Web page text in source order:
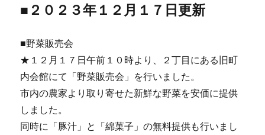
■２０２３年１２月１７日更新
■野菜販売会
★１２月１７日午前１０時より、２丁目にある旧町
内会館にて「野菜販売会」を行いました。
市内の農家より取り寄せた新鮮な野菜を安価に提供
しました。
同時に「豚汁」と「綿菓子」の無料提供も行いまし